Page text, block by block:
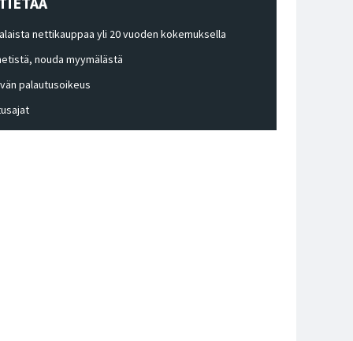
nettikauppaa yli 20 vuoden kokemuksella
nouda myymälästä
palautusoikeus